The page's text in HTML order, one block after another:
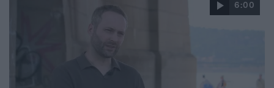
6:00